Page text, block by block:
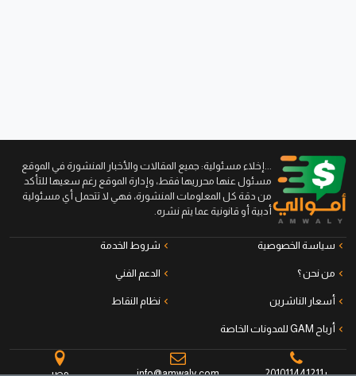
...إخلاء مسئولية: جميع المقالات والأخبار المنشورة في الموقع
مسئول عنها محرريها فقط، وإدارة الموقع رغم سعيها للتأكد
من دقة كل المعلومات المنشورة، فهي لا تتحمل أي مسئولية
أدبية أو قانونية عما يتم نشره.
سياسة الخصوصية شروط الخدمة
من نحن ؟ الدعم الفني
أسعار الناشرين نظام النقاط
أرباح GAM للمدونات الخاصة
+201011441211
info@amwaly.com مصر